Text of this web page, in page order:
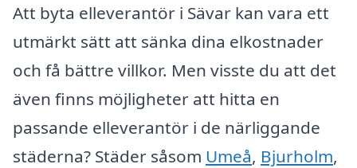
Att byta elleverantör i Sävar kan vara ett
utmärkt sätt att sänka dina elkostnader
och få bättre villkor. Men visste du att det
även finns möjligheter att hitta en
passande elleverantör i de närliggande
städerna? Städer såsom Umeå, Bjurholm,